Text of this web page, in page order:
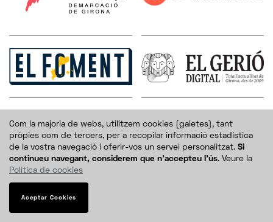
Com la majoria de webs, utilitzem cookies (galetes), tant
pròpies com de tercers, per a recopilar informació estadística
de la vostra navegació i oferir-vos un servei personalitzat. Si
continueu navegant, considerem que n'accepteu l'ús. Veure la
Política de cookies
Aceptar Cookies